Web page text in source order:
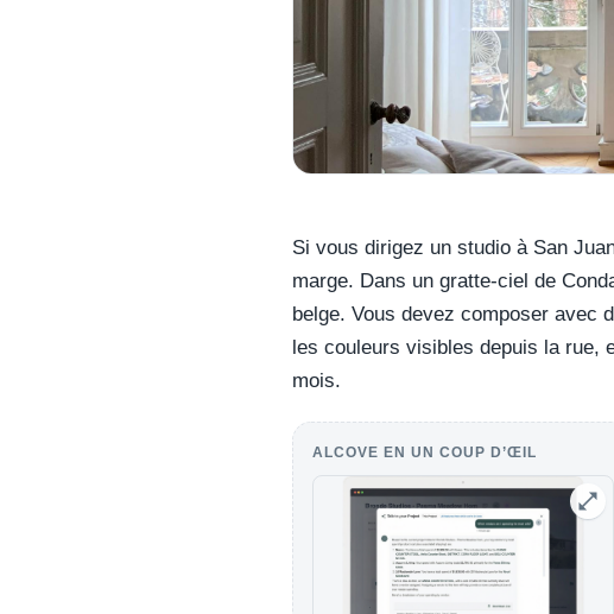
Si vous dirigez un studio à San
marge. Dans un gratte-ciel de
belge. Vous devez composer avec
les couleurs visibles depuis la rue,
mois.
ALCOVE EN UN COUP D’ŒIL